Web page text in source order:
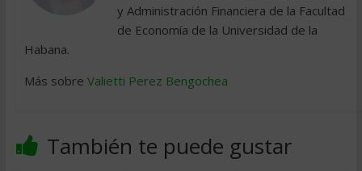
y Administración Financiera de la Facultad
de Economía de la Universidad de la
Habana.
Más sobre Valietti Perez Bengochea
También te puede gustar